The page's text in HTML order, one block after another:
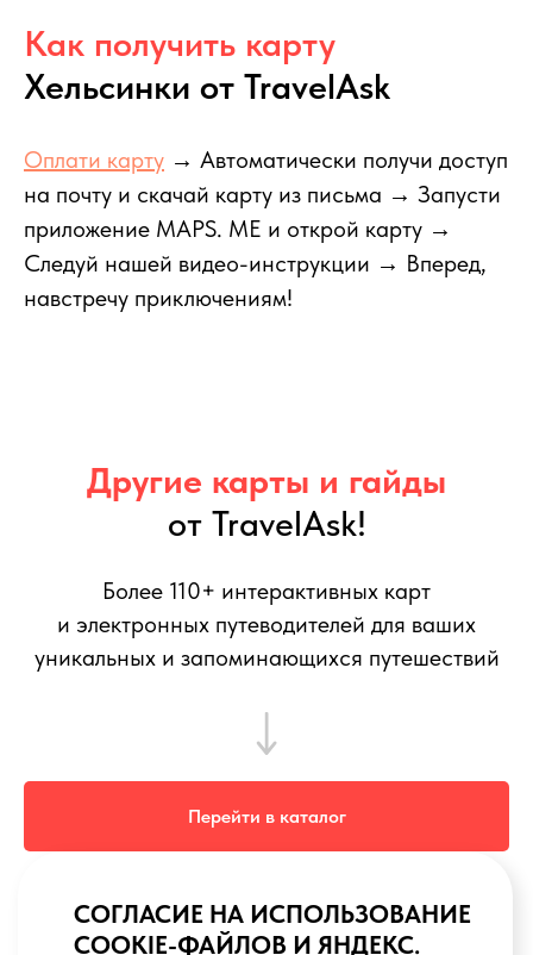
Как получить карту
Хельсинки от TravelAsk
Оплати карту → Автоматически получи доступ
на почту и скачай карту из письма → Запусти
приложение MAPS. ME и открой карту →
Следуй нашей видео-инструкции → Вперед,
навстречу приключениям!
Другие карты и гайды
от TravelAsk!
Более 110+ интерактивных карт
и электронных путеводителей для ваших
уникальных и запоминающихся путешествий
Перейти в каталог